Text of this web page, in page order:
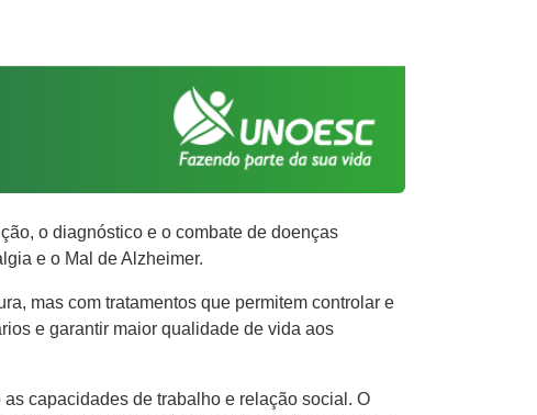
o diagnóstico e o combate de doenças
e o Mal de Alzheimer.
mas com tratamentos que permitem controlar e
e garantir maior qualidade de vida aos
capacidades de trabalho e relação social. O